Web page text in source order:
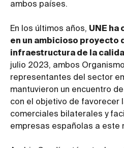
ambos países.
En los últimos años, UNE ha
en un ambicioso proyecto
infraestructura de la
julio 2023, ambos
representantes del sector
mantuvieron un encuentro
con el objetivo de favorecer
comerciales bilaterales y
empresas españolas a este